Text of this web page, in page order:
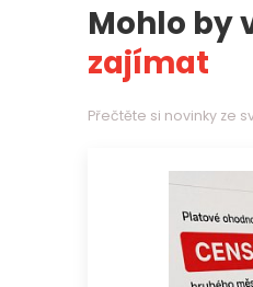
Mohlo by
zajímat
Přečtěte si novinky ze